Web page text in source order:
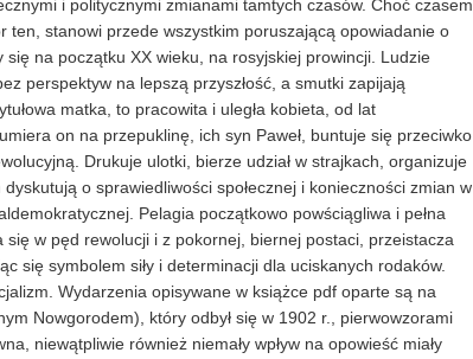
i politycznymi zmianami tamtych czasów. Choć czasem
stanowi przede wszystkim poruszającą opowiadanie o
na początku XX wieku, na rosyjskiej prowincji. Ludzie
perspektyw na lepszą przyszłość, a smutki zapijają
matka, to pracowita i uległa kobieta, od lat
on na przepuklinę, ich syn Paweł, buntuje się przeciwko
Drukuje ulotki, bierze udział w strajkach, organizuje
o sprawiedliwości społecznej i konieczności zmian w
Pelagia początkowo powściągliwa i pełna
się w pęd rewolucji i z pokornej, biernej postaci, przeistacza
się symbolem siły i determinacji dla uciskanych rodaków.
Wydarzenia opisywane w książce pdf oparte są na
Nowgorodem), który odbył się w 1902 r., pierwowzorami
niewątpliwie również niemały wpływ na opowieść miały